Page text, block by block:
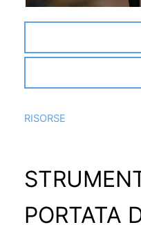
RISORSE
PORTATA